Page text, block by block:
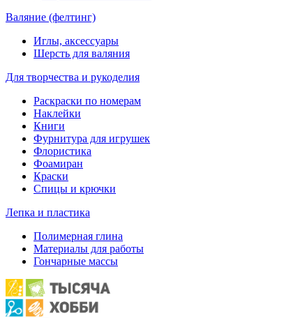
Валяние (фелтинг)
Иглы, аксессуары
Шерсть для валяния
Для творчества и рукоделия
Раскраски по номерам
Наклейки
Книги
Фурнитура для игрушек
Флористика
Фоамиран
Краски
Спицы и крючки
Лепка и пластика
Полимерная глина
Материалы для работы
Гончарные массы